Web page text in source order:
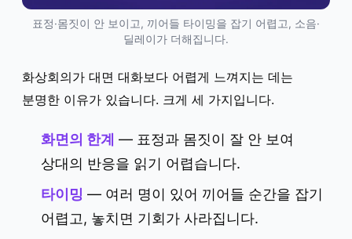
표정·몸짓이 안 보이고, 끼어들 타이밍을 잡기 어렵고, 소음·
딜레이가 더해집니다.
화상회의가 대면 대화보다 어렵게 느껴지는 데는
분명한 이유가 있습니다. 크게 세 가지입니다.
화면의 한계 — 표정과 몸짓이 잘 안 보여
상대의 반응을 읽기 어렵습니다.
타이밍 — 여러 명이 있어 끼어들 순간을 잡기
어렵고, 놓치면 기회가 사라집니다.